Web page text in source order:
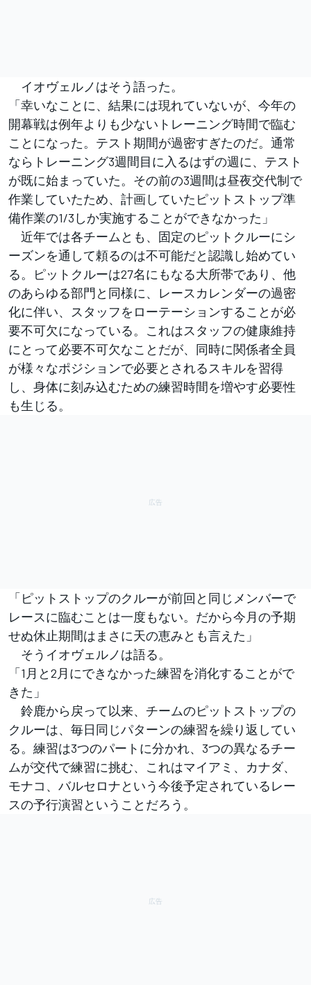
イオヴェルノはそう語った。
「幸いなことに、結果には現れていないが、今年の
開幕戦は例年よりも少ないトレーニング時間で臨む
ことになった。テスト期間が過密すぎたのだ。通常
ならトレーニング3週間目に入るはずの週に、テスト
が既に始まっていた。その前の3週間は昼夜交代制で
作業していたため、計画していたピットストップ準
備作業の1/3しか実施することができなかった」
近年では各チームとも、固定のピットクルーにシ
ーズンを通して頼るのは不可能だと認識し始めてい
る。ピットクルーは27名にもなる大所帯であり、他
のあらゆる部門と同様に、レースカレンダーの過密
化に伴い、スタッフをローテーションすることが必
要不可欠になっている。これはスタッフの健康維持
にとって必要不可欠なことだが、同時に関係者全員
が様々なポジションで必要とされるスキルを習得
し、身体に刻み込むための練習時間を増やす必要性
も生じる。
「ピットストップのクルーが前回と同じメンバーで
レースに臨むことは一度もない。だから今月の予期
せぬ休止期間はまさに天の恵みとも言えた」
そうイオヴェルノは語る。
「1月と2月にできなかった練習を消化することがで
きた」
鈴鹿から戻って以来、チームのピットストップの
クルーは、毎日同じパターンの練習を繰り返してい
る。練習は3つのパートに分かれ、3つの異なるチー
ムが交代で練習に挑む、これはマイアミ、カナダ、
モナコ、バルセロナという今後予定されているレー
スの予行演習ということだろう。